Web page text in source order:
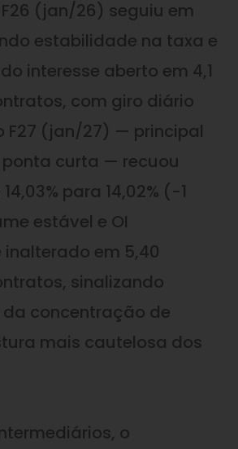
(jan/26) seguiu em
estabilidade na taxa e
interesse aberto em 4,1
com giro diário
F27 (jan/27) — principal
curta — recuou
para 14,02% (-1
estável e OI
em 5,40
sinalizando
concentração de
mais cautelosa dos
o